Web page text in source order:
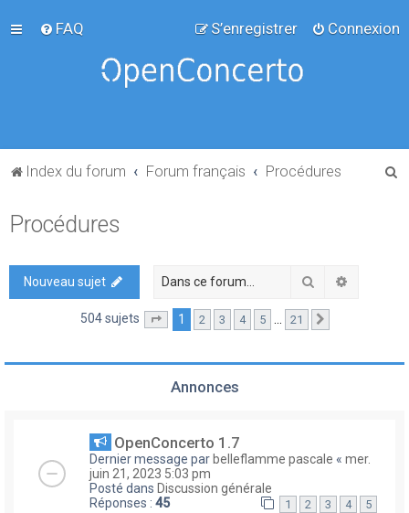
FAQ Connexion
S’enregistrer
Index du forum Forum français Procédures
Procédures
Nouveau sujet Rechercher
504 sujets Page sur21
1 2 3 4 5 … 21
Annonces
OpenConcerto 1.7
Dernier message par belleflamme pascale « mer.
juin 21, 2023 5:03 pm
Posté dans Discussion générale
Réponses : 45 1 2 3 4 5